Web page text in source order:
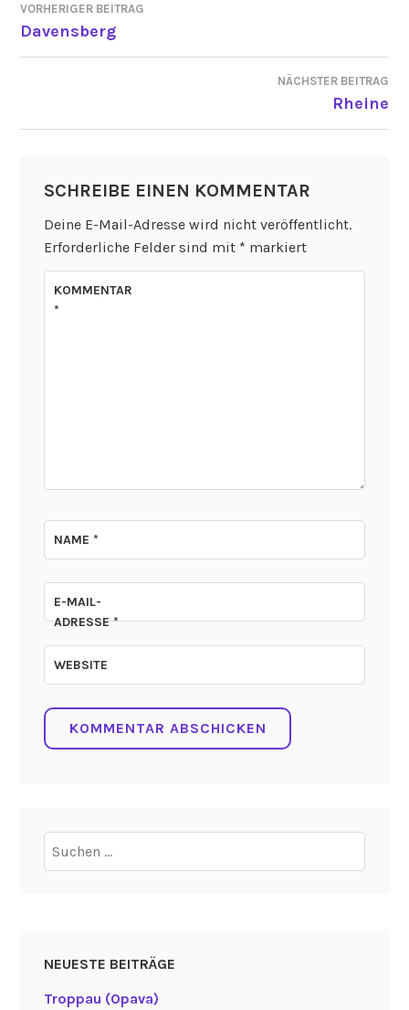
BEITRAGSNAVIGATION
VORHERIGER BEITRAG
Davensberg
NÄCHSTER BEITRAG
Rheine
SCHREIBE EINEN KOMMENTAR
Deine E-Mail-Adresse wird nicht veröffentlicht.
Erforderliche Felder sind mit * markiert
KOMMENTAR
*
NAME*
E-MAIL-
ADRESSE*
WEBSITE
nach:
NEUESTE BEITRÄGE
Troppau (Opava)